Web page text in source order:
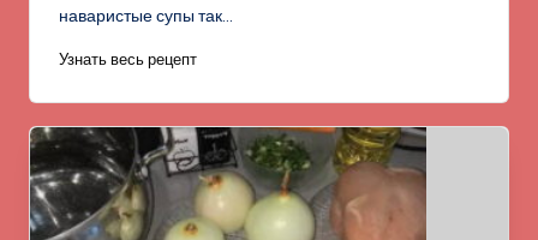
наваристые супы так…
Узнать весь рецепт